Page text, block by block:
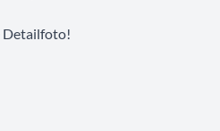
Detailfoto!